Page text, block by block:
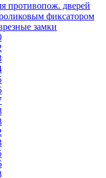
противопож. дверей
фиксатором
замки